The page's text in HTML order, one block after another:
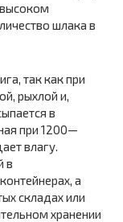
высоком
шлака в
так как при
рыхлой и,
в
при 1200—
влагу.
в
а
складах или
хранении